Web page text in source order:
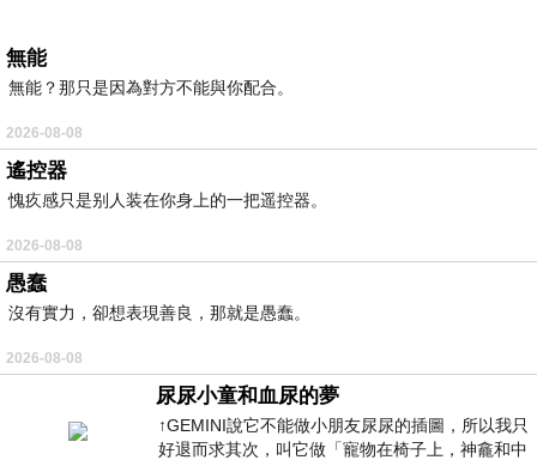
無能
無能？那只是因為對方不能與你配合。
2026-08-08
遙控器
愧疚感只是别人装在你身上的一把遥控器。
2026-08-08
愚蠢
沒有實力，卻想表現善良，那就是愚蠢。
2026-08-08
尿尿小童和血尿的夢
↑GEMINI說它不能做小朋友尿尿的插圖，所以我只
好退而求其次，叫它做「寵物在椅子上，神龕和中